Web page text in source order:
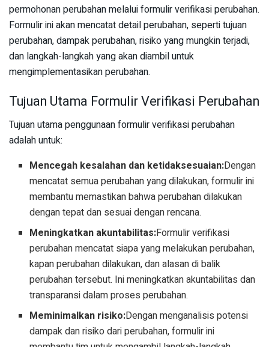
permohonan perubahan melalui formulir verifikasi perubahan.
Formulir ini akan mencatat detail perubahan, seperti tujuan
perubahan, dampak perubahan, risiko yang mungkin terjadi,
dan langkah-langkah yang akan diambil untuk
mengimplementasikan perubahan.
Tujuan Utama Formulir Verifikasi Perubahan
Tujuan utama penggunaan formulir verifikasi perubahan
adalah untuk:
Mencegah kesalahan dan ketidaksesuaian:Dengan
mencatat semua perubahan yang dilakukan, formulir ini
membantu memastikan bahwa perubahan dilakukan
dengan tepat dan sesuai dengan rencana.
Meningkatkan akuntabilitas:Formulir verifikasi
perubahan mencatat siapa yang melakukan perubahan,
kapan perubahan dilakukan, dan alasan di balik
perubahan tersebut. Ini meningkatkan akuntabilitas dan
transparansi dalam proses perubahan.
Meminimalkan risiko:Dengan menganalisis potensi
dampak dan risiko dari perubahan, formulir ini